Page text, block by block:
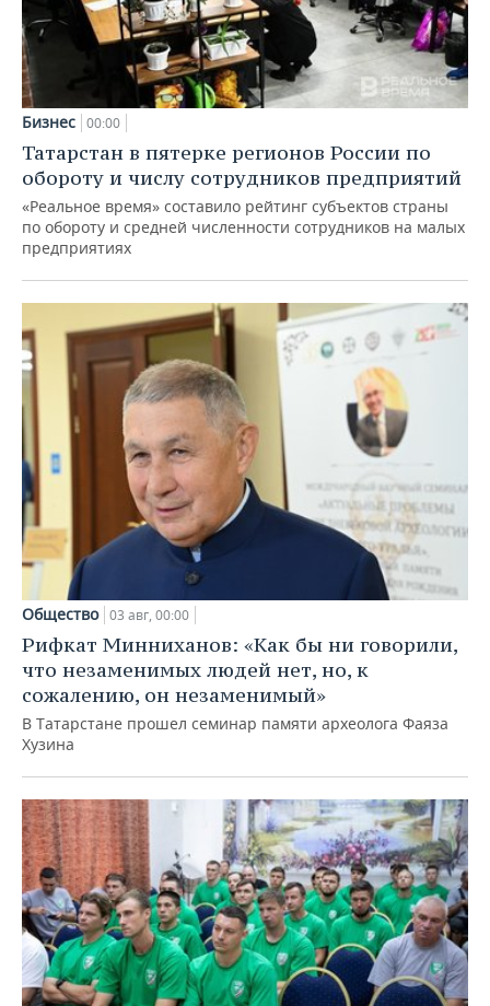
Бизнес 00:00
Татарстан в пятерке регионов России по
обороту и числу сотрудников предприятий
«Реальное время» составило рейтинг субъектов страны
по обороту и средней численности сотрудников на малых
предприятиях
Общество 03 авг, 00:00
Рифкат Минниханов: «Как бы ни говорили,
что незаменимых людей нет, но, к
сожалению, он незаменимый»
В Татарстане прошел семинар памяти археолога Фаяза
Хузина